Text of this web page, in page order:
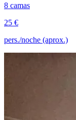
8 camas
25 €
pers./noche (aprox.)